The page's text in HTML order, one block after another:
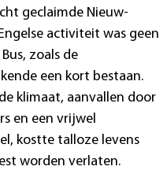
geclaimde Nieuw-
activiteit was geen
zoals de
een kort bestaan.
klimaat, aanvallen door
en een vrijwel
kostte talloze levens
worden verlaten.